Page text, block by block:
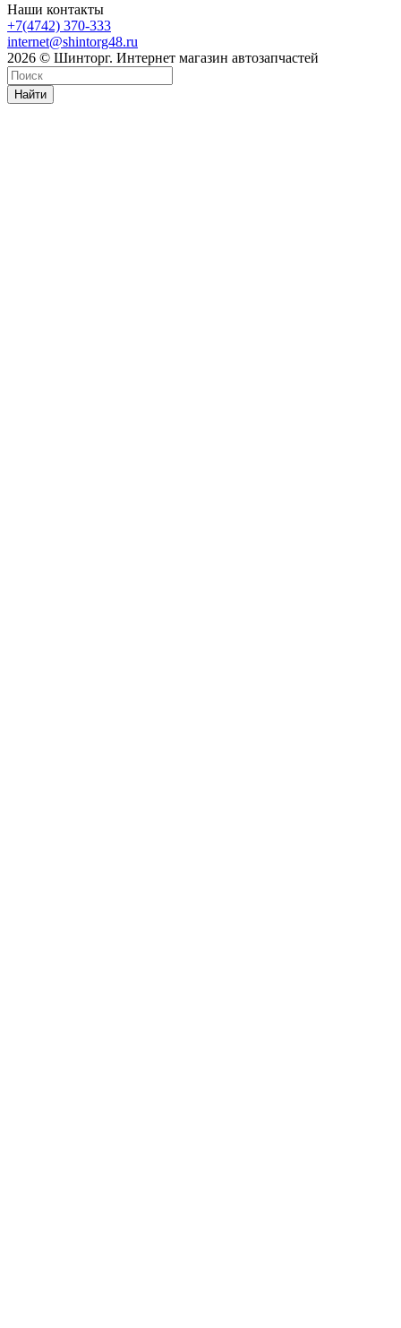
Наши контакты
+7(4742) 370-333
internet@shintorg48.ru
2026 © Шинторг. Интернет магазин автозапчастей
Найти